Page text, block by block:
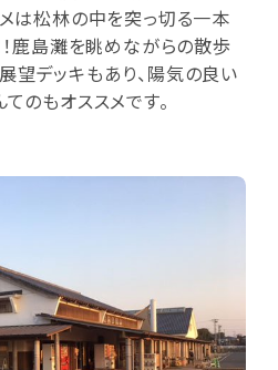
は松林の中を突っ切る一本
！鹿島灘を眺めながらの散歩
デッキもあり、陽気の良い
のもオススメです。